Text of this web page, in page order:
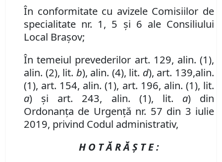
În conformitate cu avizele Comisiilor de
specialitate nr. 1, 5 și 6 ale Consiliului
Local Brașov;
În temeiul prevederilor art. 129, alin. (1),
alin. (2), lit. b), alin. (4), lit. d), art. 139,alin.
(1), art. 154, alin. (1), art. 196, alin. (1), lit.
a) și art. 243, alin. (1), lit. a) din
Ordonanța de Urgență nr. 57 din 3 iulie
2019, privind Codul administrativ,
H O T Ă R Ă Ş T E :